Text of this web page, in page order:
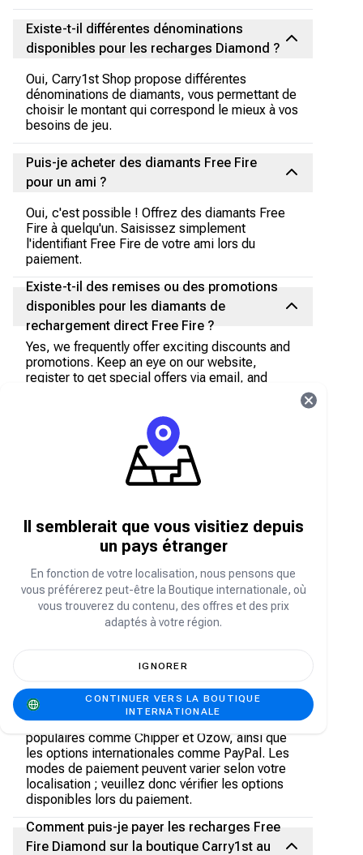
Existe-t-il différentes dénominations
disponibles pour les recharges Diamond ?
Oui, Carry1st Shop propose différentes
dénominations de diamants, vous permettant de
choisir le montant qui correspond le mieux à vos
besoins de jeu.
Puis-je acheter des diamants Free Fire
pour un ami ?
Oui, c'est possible ! Offrez des diamants Free
Fire à quelqu'un. Saisissez simplement
l'identifiant Free Fire de votre ami lors du
paiement.
Existe-t-il des remises ou des promotions
disponibles pour les diamants de
rechargement direct Free Fire ?
Yes, we frequently offer exciting discounts and
promotions. Keep an eye on our website,
register to get special offers via email, and
Puis-je rembourser ou annuler une
transaction de rechargement direct Free
achats numériques en jeu, nous ne pouvons pas
proposer de remboursement ni d'annulation une
fois la transaction finalisée. Veuillez vérifier
votre sélection avant de confirmer l'achat.
Quels modes de paiement puis-je utiliser
pour acheter des diamants Free Fire dans
Nous proposons une variété d'options de
pouvez utiliser les principales cartes de crédit
comme Visa et MasterCard. Nous acceptons
également les portefeuilles mobiles locaux
populaires comme Chipper et Ozow, ainsi que
les options internationales comme PayPal. Les
modes de paiement peuvent varier selon votre
localisation ; veuillez donc vérifier les options
disponibles lors du paiement.
Comment puis-je payer les recharges Free
Fire Diamond sur la boutique Carry1st au
Il semblerait que vous visitiez depuis
un pays étranger
En fonction de votre localisation, nous pensons que
vous préférerez peut-être la Boutique internationale, où
vous trouverez du contenu, des offres et des prix
adaptés à votre région.
IGNORER
CONTINUER VERS LA BOUTIQUE
INTERNATIONALE